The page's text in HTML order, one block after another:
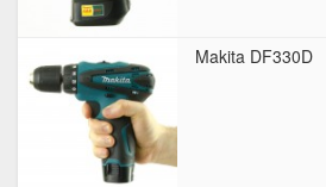
Makita DF330D